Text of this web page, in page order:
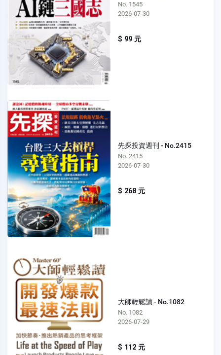
No. 1545
2026-07-30
$ 99 元
先探投資週刊 - No.2415
No. 2415
2026-07-30
$ 268 元
大師輕鬆讀 - No.1082
No. 1082
2026-07-29
$ 112 元